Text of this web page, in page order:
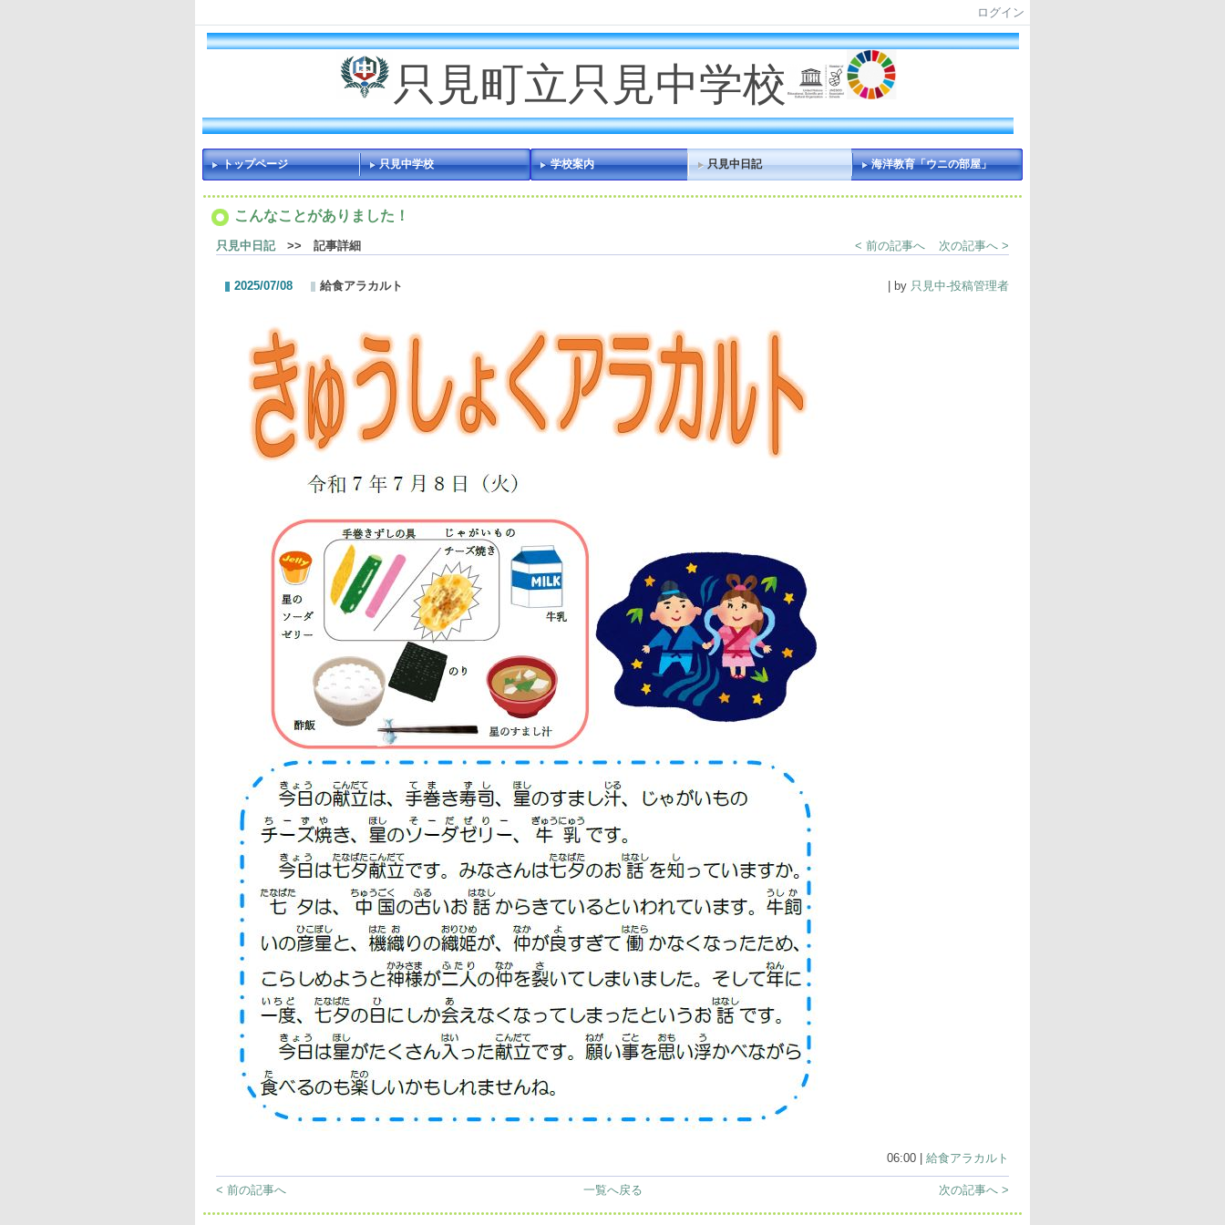
ログイン
只見町立只見中学校
トップページ 只見中学校 学校案内 只見中日記 海洋教育「ウニの部屋」
こんなことがありました！
只見中日記>> 記事詳細 < 前の記事へ 次の記事へ >
2025/07/08 給食アラカルト | by 只見中-投稿管理者
06:00 | 給食アラカルト
< 前の記事へ 次の記事へ >
一覧へ戻る